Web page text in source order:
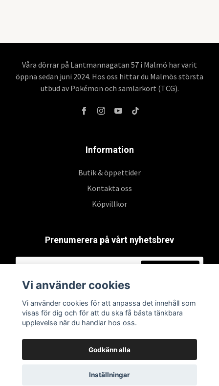
Våra dörrar på Lantmannagatan 57 i Malmö har varit
öppna sedan juni 2024. Hos oss hittar du Malmös största
utbud av Pokémon och samlarkort (TCG).
Information
Butik & öppettider
Kontakta oss
Köpvillkor
Prenumerera på vårt nyhetsbrev
© 2026 Swepoke AB | Allt inom Pokémon TCG och samlarkort
Vi använder cookies
Vi använder cookies för att anpassa det innehåll som
visas för dig och för att du ska få bästa tänkbara
upplevelse när du handlar hos oss.
Godkänn alla
Inställningar